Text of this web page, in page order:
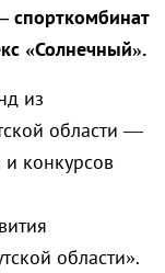
спорткомбинат
«Солнечный».
из
области —
конкурсов
области».